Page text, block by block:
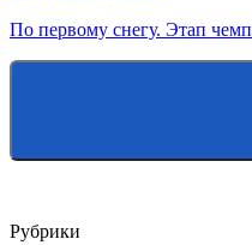
По первому снегу. Этап
Рубрики